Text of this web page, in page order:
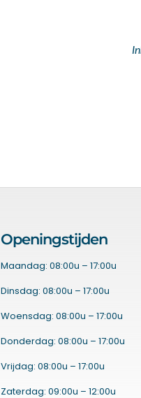
Openingstijden
Maandag: 08:00u – 17:00u
Dinsdag: 08:00u – 17:00u
Woensdag: 08:00u – 17:00u
Donderdag: 08:00u – 17:00u
Vrijdag: 08:00u – 17:00u
Zaterdag: 09:00u – 12:00u